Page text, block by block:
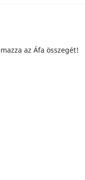
az Áfa összegét!